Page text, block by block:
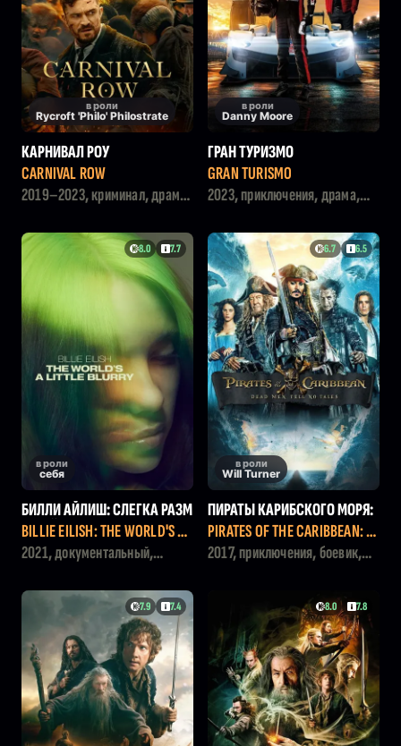
в роли
Rycroft 'Philo' Philostrate
КАРНИВАЛ РОУ
CARNIVAL ROW
2019–2023, криминал, драма,
в роли
Danny Moore
ГРАН ТУРИЗМО
GRAN TURISMO
2023, приключения, драма,
8.0 7.7
в роли
себя
БИЛЛИ АЙЛИШ: СЛЕГКА РАЗМ
ЫТЫЙ МИР
BILLIE EILISH: THE WORLD'S A
LITTLE BLURRY
2021, документальный,
6.7 6.5
в роли
Will Turner
ПИРАТЫ КАРИБСКОГО МОРЯ:
МЕРТВЕЦЫ НЕ РАССКАЗЫВА
ЮТ СКАЗКИ
PIRATES OF THE CARIBBEAN: D
EAD MEN TELL NO TALES
2017, приключения, боевик,
7.9 7.4 8.0 7.8